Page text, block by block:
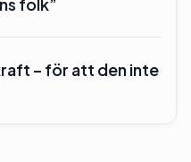
– för att den inte